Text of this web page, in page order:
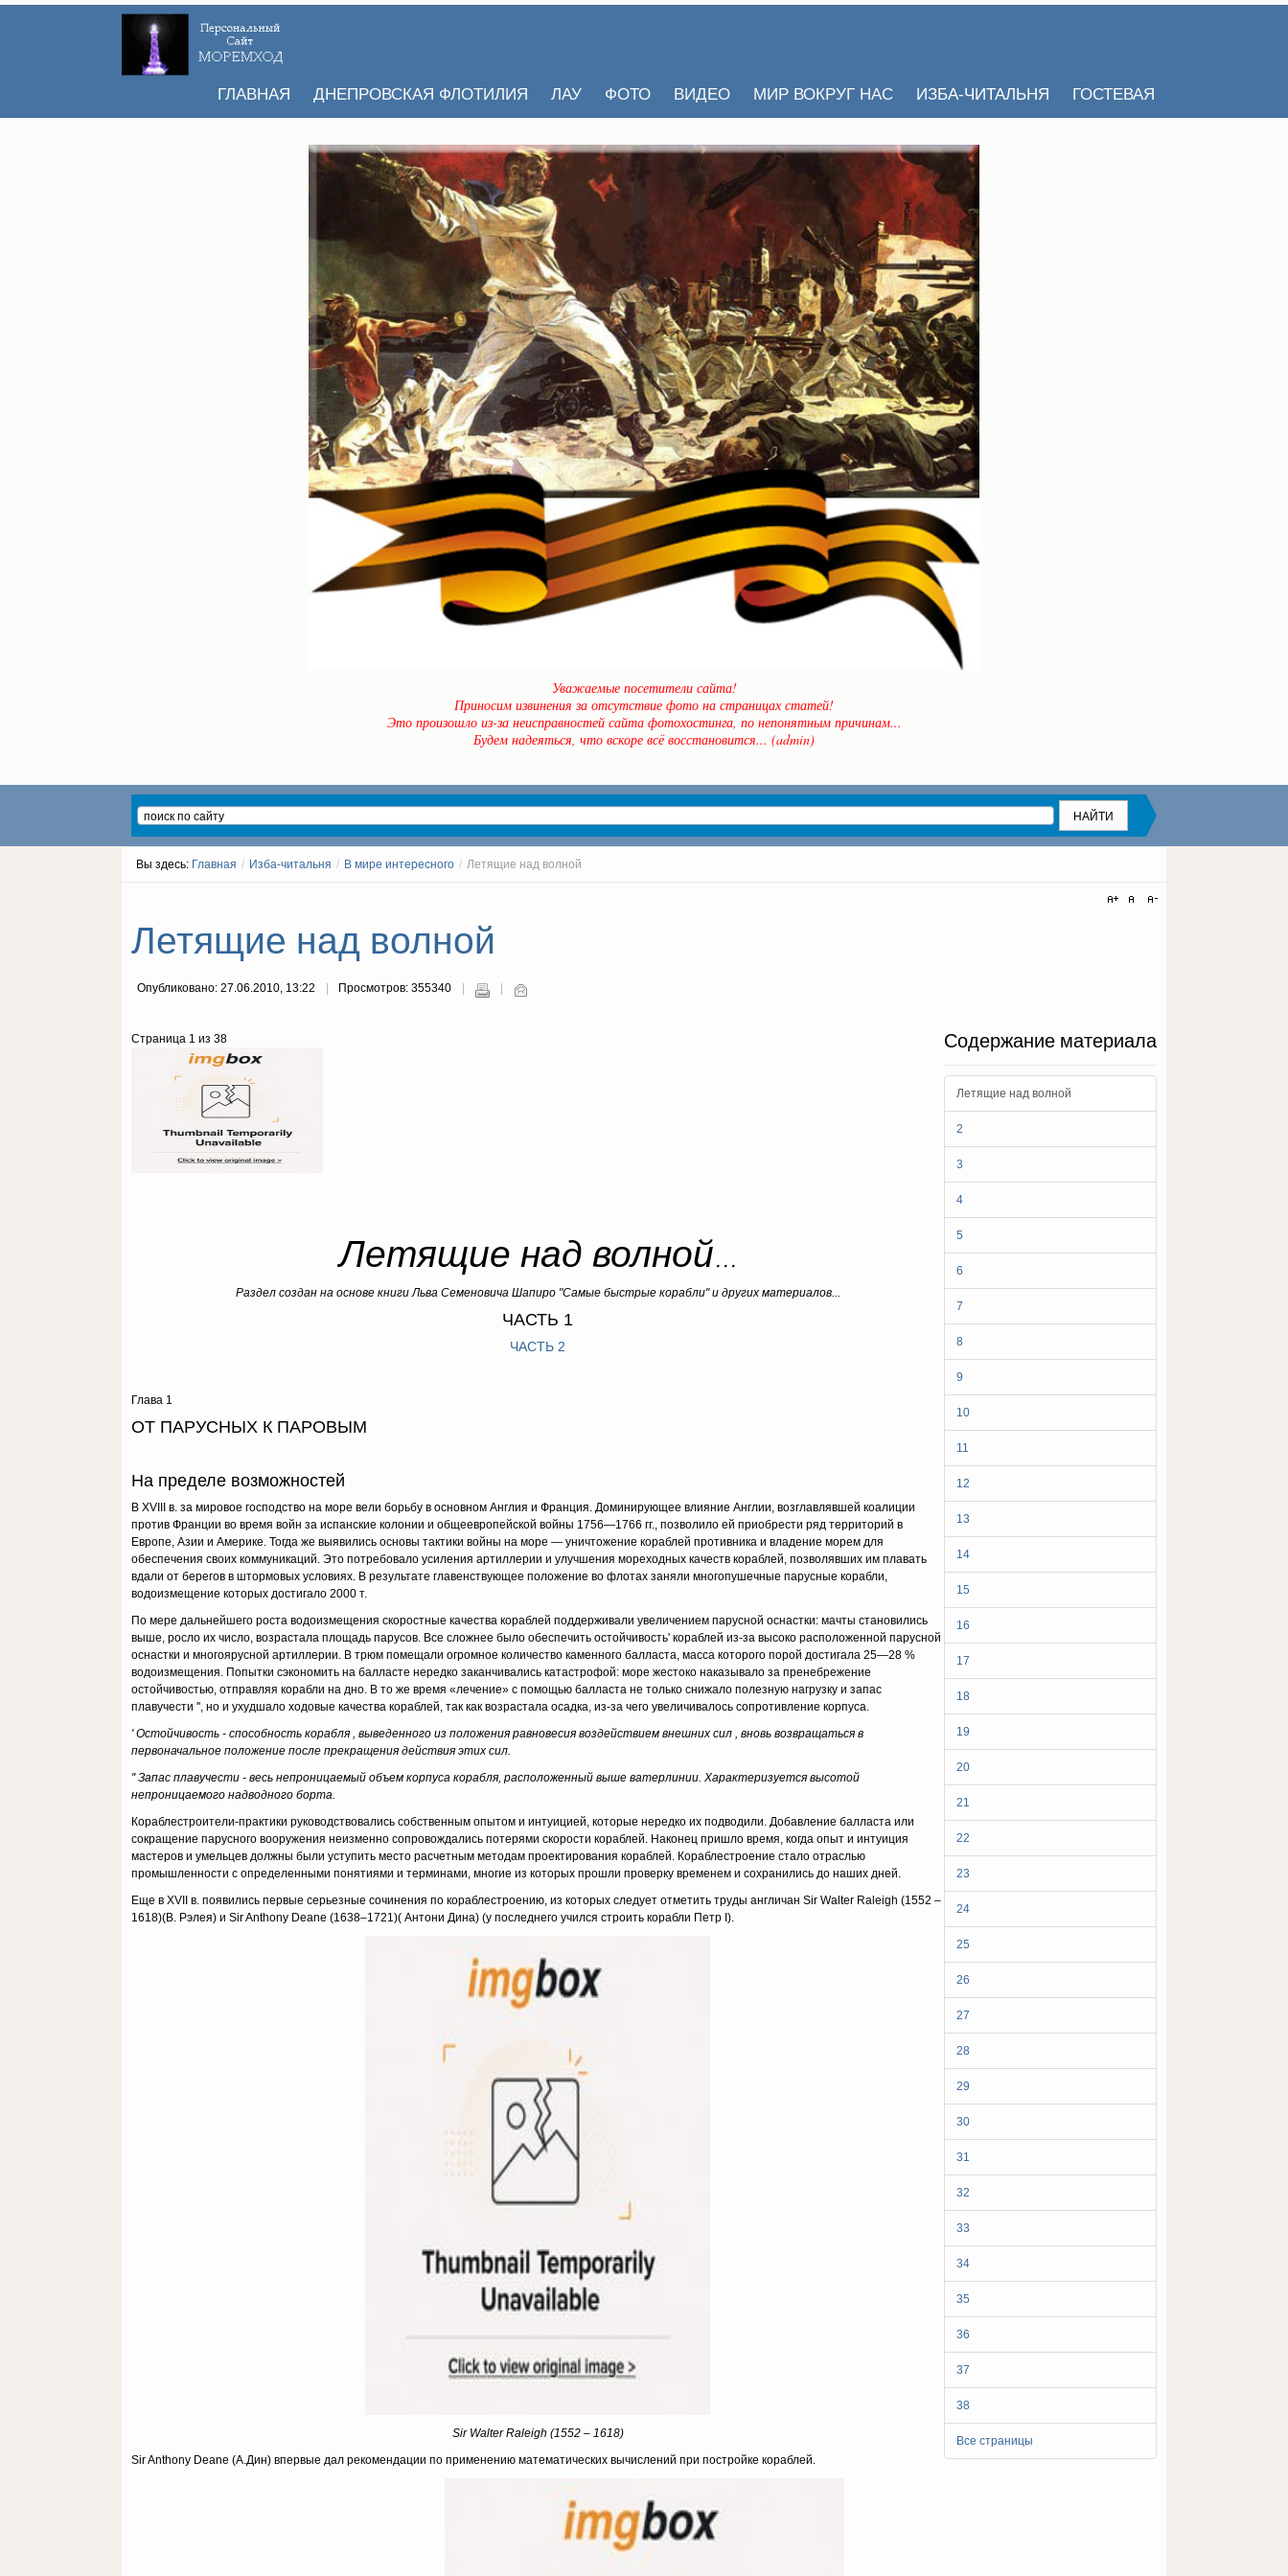
ГЛАВНАЯ ДНЕПРОВСКАЯ ФЛОТИЛИЯ ЛАУ ФОТО ВИДЕО МИР ВОКРУГ НАС ИЗБА-ЧИТАЛЬНЯ ГОСТЕВАЯ
Уважаемые посетители сайта!
Приносим извинения за отсутствие фото на страницах статей!
Это произошло из-за неисправностей сайта фотохостинга, по непонятным причинам...
Будем надеяться, что вскоре всё восстановится... (admin)
Вы здесь: Главная / Изба-читальня / В мире интересного / Летящие над волной
Летящие над волной
Опубликовано: 27.06.2010, 13:22 Просмотров: 355340
Содержание материала
Летящие над волной
2
3
4
5
6
7
8
9
10
11
12
13
14
15
16
17
18
19
20
21
22
23
24
25
26
27
28
29
30
31
32
33
34
35
36
37
38
Все страницы
Страница 1 из 38
Летящие над волной...
Раздел создан на основе книги Льва Семеновича Шапиро "Самые быстрые корабли" и других материалов...
ЧАСТЬ 1
ЧАСТЬ 2
Глава 1
ОТ ПАРУСНЫХ К ПАРОВЫМ
На пределе возможностей
В XVIII в. за мировое господство на море вели борьбу в основном Англия и Франция. Доминирующее влияние Англии, возглавлявшей коалиции
против Франции во время войн за испанские колонии и общеевропейской войны 1756—1766 гг., позволило ей приобрести ряд территорий в
Европе, Азии и Америке. Тогда же выявились основы тактики войны на море — уничтожение кораблей противника и владение морем для
обеспечения своих коммуникаций. Это потребовало усиления артиллерии и улучшения мореходных качеств кораблей, позволявших им плавать
вдали от берегов в штормовых условиях. В результате главенствующее положение во флотах заняли многопушечные парусные корабли,
водоизмещение которых достигало 2000 т.
По мере дальнейшего роста водоизмещения скоростные качества кораблей поддерживали увеличением парусной оснастки: мачты становились
выше, росло их число, возрастала площадь парусов. Все сложнее было обеспечить остойчивость' кораблей из-за высоко расположенной парусной
оснастки и многоярусной артиллерии. В трюм помещали огромное количество каменного балласта, масса которого порой достигала 25—28 %
водоизмещения. Попытки сэкономить на балласте нередко заканчивались катастрофой: море жестоко наказывало за пренебрежение
остойчивостью, отправляя корабли на дно. В то же время «лечение» с помощью балласта не только снижало полезную нагрузку и запас
плавучести '', но и ухудшало ходовые качества кораблей, так как возрастала осадка, из-за чего увеличивалось сопротивление корпуса.
' Остойчивость - способность корабля , выведенного из положения равновесия воздействием внешних сил , вновь возвращаться в
первоначальное положение после прекращения действия этих сил.
'' Запас плавучести - весь непроницаемый объем корпуса корабля, расположенный выше ватерлинии. Характеризуется высотой
непроницаемого надводного борта.
Кораблестроители-практики руководствовались собственным опытом и интуицией, которые нередко их подводили. Добавление балласта или
сокращение парусного вооружения неизменно сопровождались потерями скорости кораблей. Наконец пришло время, когда опыт и интуиция
мастеров и умельцев должны были уступить место расчетным методам проектирования кораблей. Кораблестроение стало отраслью
промышленности с определенными понятиями и терминами, многие из которых прошли проверку временем и сохранились до наших дней.
Еще в XVII в. появились первые серьезные сочинения по кораблестроению, из которых следует отметить труды англичан Sir Walter Raleigh (1552 –
1618)(В. Рэлея) и Sir Anthony Deane (1638–1721)( Антони Дина) (у последнего учился строить корабли Петр I).
Sir Walter Raleigh (1552 – 1618)
Sir Anthony Deane (А.Дин) впервые дал рекомендации по применению математических вычислений при постройке кораблей.